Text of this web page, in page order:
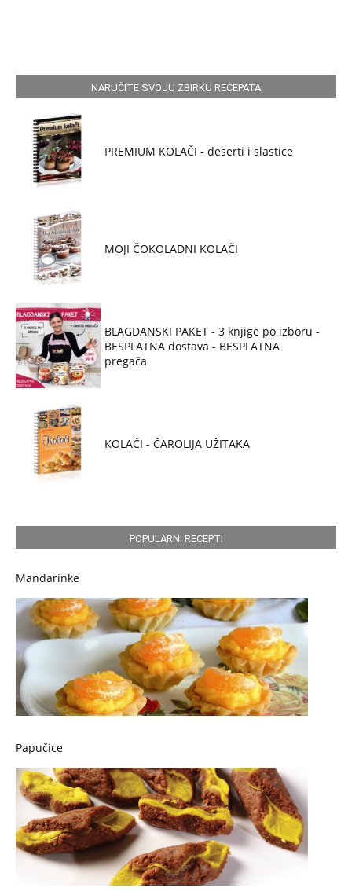
NARUČITE SVOJU ZBIRKU RECEPATA
PREMIUM KOLAČI - deserti i slastice
MOJI ČOKOLADNI KOLAČI
BLAGDANSKI PAKET - 3 knjige po izboru -
BESPLATNA dostava - BESPLATNA
pregača
KOLAČI - ČAROLIJA UŽITAKA
POPULARNI RECEPTI
Mandarinke
Papučice